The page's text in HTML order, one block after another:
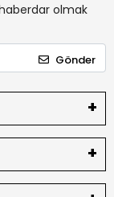
olmak
Gönder